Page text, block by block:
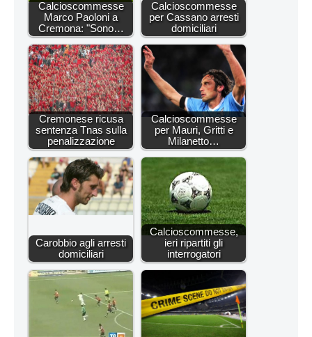
Calcioscommesse
Marco Paoloni a
Cremona: "Sono…
Calcioscommesse
per Cassano arresti
domiciliari
Cremonese ricusa
sentenza Tnas sulla
penalizzazione
Calcioscommesse
per Mauri, Gritti e
Milanetto…
Carobbio agli arresti
domiciliari
Calcioscommesse,
ieri ripartiti gli
interrogatori